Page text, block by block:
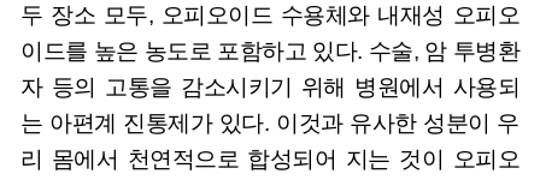
두 장소 모두, 오피오이드 수용체와 내재성 오피오
이드를 높은 농도로 포함하고 있다. 수술, 암 투병환
자 등의 고통을 감소시키기 위해 병원에서 사용되
는 아편계 진통제가 있다. 이것과 유사한 성분이 우
리 몸에서 천연적으로 합성되어 지는 것이 오피오